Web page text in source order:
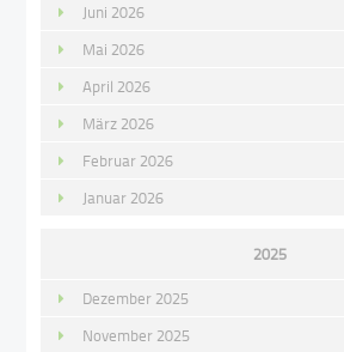
Juni 2026
Mai 2026
April 2026
März 2026
Februar 2026
Januar 2026
2025
Dezember 2025
November 2025